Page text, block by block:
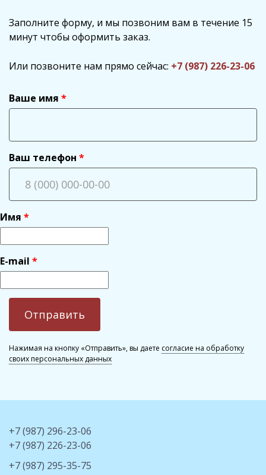
Заполните форму, и мы позвоним вам в течение 15
минут чтобы оформить заказ.
Или позвоните нам прямо сейчас: +7 (987) 226-23-06
Ваше имя
Ваш телефон
Имя
E-mail
Нажимая на кнопку «Отправить», вы даете согласие на обработку
своих персональных данных
+7 (987) 296-23-06
+7 (987) 226-23-06
+7 (987) 295-35-75